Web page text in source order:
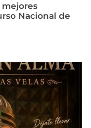
mejores
Nacional de